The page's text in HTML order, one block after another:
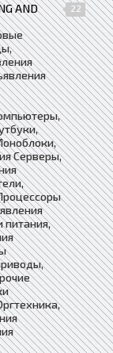
AND
22
Серверы,
питания,